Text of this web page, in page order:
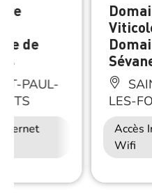
de
PAUL-
LES-
Accès
Wifi